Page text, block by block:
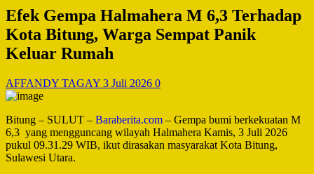
Efek Gempa Halmahera M 6,3 Terhadap
Kota Bitung, Warga Sempat Panik
Keluar Rumah
AFFANDY TAGAY 3 Juli 2026 0
Bitung – SULUT – Baraberita.com – Gempa bumi berkekuatan M
6,3 yang mengguncang wilayah Halmahera Kamis, 3 Juli 2026
pukul 09.31.29 WIB, ikut dirasakan masyarakat Kota Bitung,
Sulawesi Utara.